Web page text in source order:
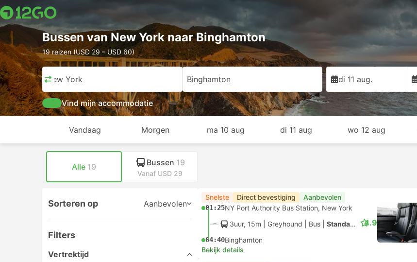
Bussen van New York naar Binghamton
19 reizen (USD 29 – USD 60)
New York Binghamton di 11 aug.
Vind mijn accommodatie
Vandaag Morgen ma 10 aug di 11 aug wo 12 aug
Alle 19 Bussen 19
Vanaf USD 29
Sorteren op Aanbevolen
Filters
Vertrektijd
Snelste Direct bevestiging Aanbevolen
01:25NY Port Authority Bus Station, New York
3uur, 15m | Greyhound Bus Standaard
04:40Binghamton
4.9
Bekijk details